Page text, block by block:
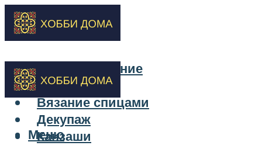
Бисероплетение
Вышивка
Вязание спицами
Декупаж
Канзаши
Меню